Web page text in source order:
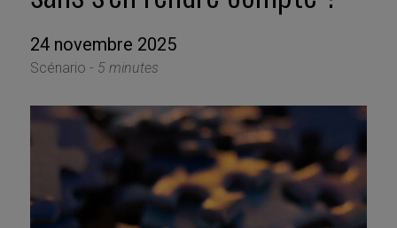
24 novembre 2025
Scénario - 5 minutes